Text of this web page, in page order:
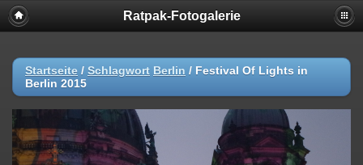
Ratpak-Fotogalerie
Startseite / Schlagwort Berlin / Festival Of Lights in
Berlin 2015